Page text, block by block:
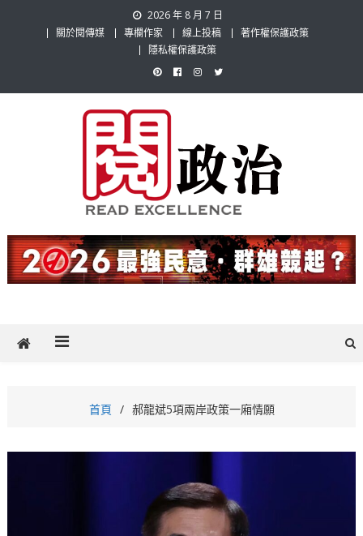
2026 年 8 月 7 日
關於閱傳媒
專欄作家 線上投稿
著作權保護政策
隱私權保護政策
閱政治 Read Gov News
題，也要專業評論，閱政治與多元的政治評論家與專欄作家邀稿合作，
讓讀者有最多元和專業的選擇。
首頁 郝龍斌5項兩岸政策一廂情願